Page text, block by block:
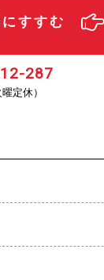
すすむ
287
曜定休）